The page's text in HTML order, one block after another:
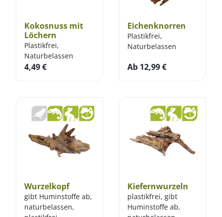
Kokosnuss mit
Löchern
Plastikfrei,
Naturbelassen
4,49€
Eichenknorren
Plastikfrei,
Naturbelassen
Ab 12,99€
Wurzelkopf
gibt Huminstoffe ab,
naturbelassen,
Kiefernwurzeln
plastikfrei, gibt
Huminstoffe ab,